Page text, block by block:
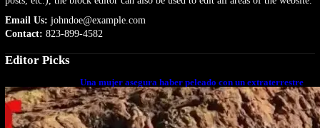
Email Us: johndoe@example.com
Contact: 823-899-4582
Editor Picks
Una mujer asegura haber peleado con un extraterrestre
cuerpo a cuerpo